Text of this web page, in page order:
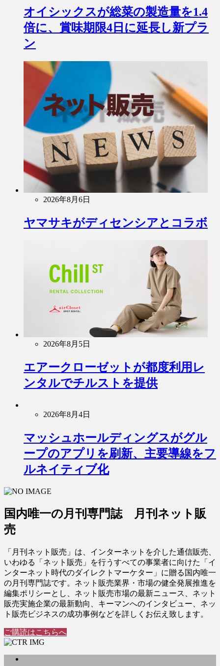
オイシックスが総菜の製造量を1.4
倍に、賞味期限4日に延長し新プラ
ン
2026年8月6日
ヤマサキがディセンシアとコラボ
2026年8月5日
エアークローゼットが都度利用レ
ンタルでチルストを提供
2026年8月4日
マッシュホールディングスがグル
ープのアプリを刷新、主要導線をフ
ルネイティブ化
国内唯一の月刊専門誌 月刊ネット販
売
「月刊ネット販売」は、インターネットを介した通信販売、
いわゆる「ネット販売」を行うすべての事業者に向けた「イ
ンターネット時代のダイレクトマーケター」に贈る国内唯一
の月刊専門誌です。ネット販売業界・市場の健全発展推進を
編集ポリシーとし、ネット販売市場の最新ニュース、ネット
販売実施企業の最新動向、キーマンへのインタビュー、ネッ
ト販売ビジネスの成功事例などを詳しくお伝え致します。
ご購読はこちらへ